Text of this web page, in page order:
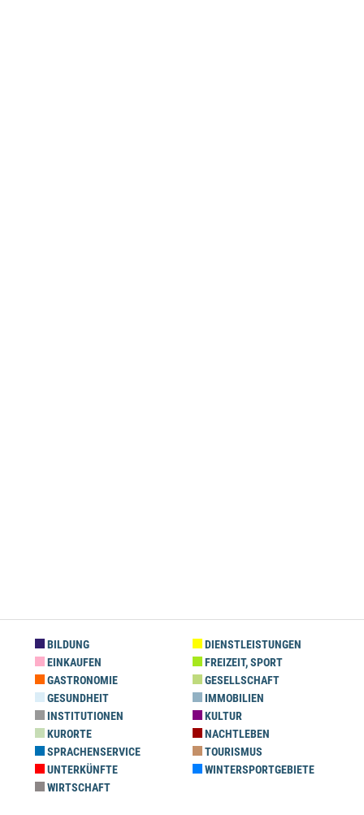
BILDUNG
DIENSTLEISTUNGEN
EINKAUFEN
FREIZEIT, SPORT
GASTRONOMIE
GESELLSCHAFT
GESUNDHEIT
IMMOBILIEN
INSTITUTIONEN
KULTUR
KURORTE
NACHTLEBEN
SPRACHENSERVICE
TOURISMUS
UNTERKÜNFTE
WINTERSPORTGEBIETE
WIRTSCHAFT